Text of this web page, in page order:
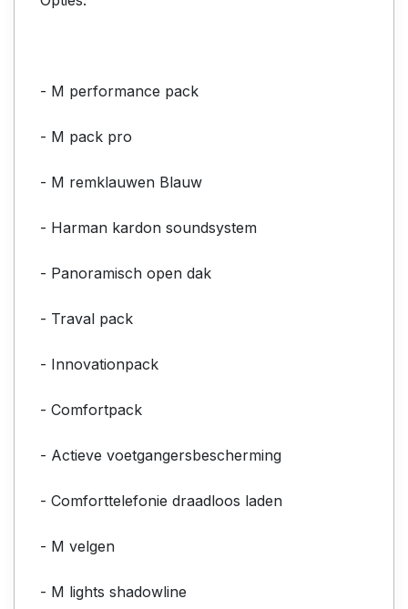
- M performance pack
- M pack pro
- M remklauwen Blauw
- Harman kardon soundsystem
- Panoramisch open dak
- Traval pack
- Innovationpack
- Comfortpack
- Actieve voetgangersbescherming
- Comforttelefonie draadloos laden
- M velgen
- M lights shadowline